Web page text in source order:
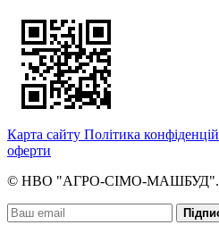
Карта сайту Політика
оферти
© НВО "АГРО-СІМО-МАШБУД".